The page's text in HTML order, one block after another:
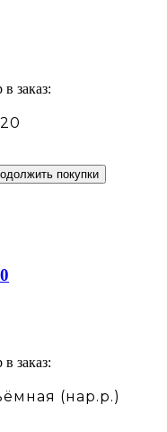
заказ:
покупки
заказ:
(нар.р.)